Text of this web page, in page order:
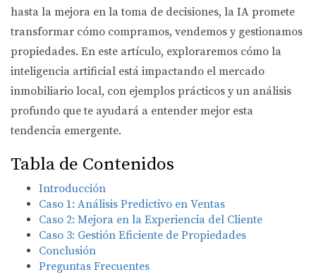
hasta la mejora en la toma de decisiones, la IA promete
transformar cómo compramos, vendemos y gestionamos
propiedades. En este artículo, exploraremos cómo la
inteligencia artificial está impactando el mercado
inmobiliario local, con ejemplos prácticos y un análisis
profundo que te ayudará a entender mejor esta
tendencia emergente.
Tabla de Contenidos
Introducción
Caso 1: Análisis Predictivo en Ventas
Caso 2: Mejora en la Experiencia del Cliente
Caso 3: Gestión Eficiente de Propiedades
Conclusión
Preguntas Frecuentes